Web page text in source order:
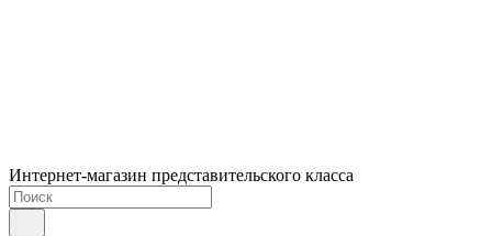
Интернет-магазин представительского класса